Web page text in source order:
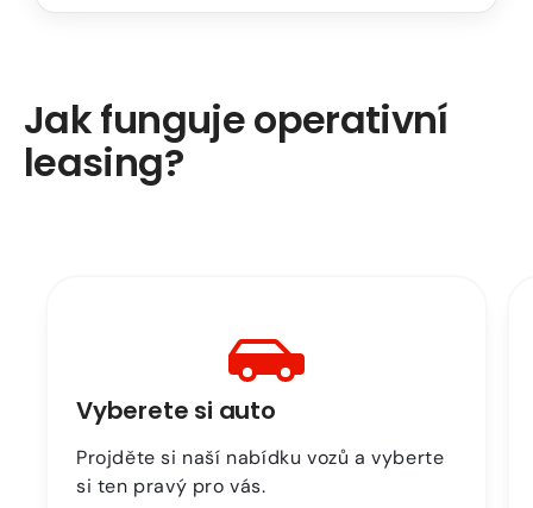
Jak funguje operativní
leasing?
Vyberete si auto
Projděte si naší nabídku vozů a vyberte
si ten pravý pro vás.